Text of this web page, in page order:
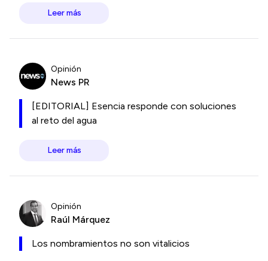
Leer más
Opinión
News PR
[EDITORIAL] Esencia responde con soluciones
al reto del agua
Leer más
Opinión
Raúl Márquez
Los nombramientos no son vitalicios